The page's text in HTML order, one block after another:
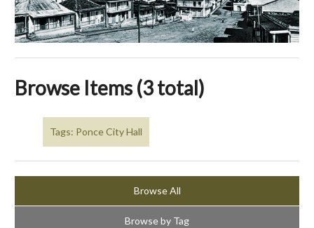
Browse Items (3 total)
Tags: Ponce City Hall
Browse All
Browse by Tag